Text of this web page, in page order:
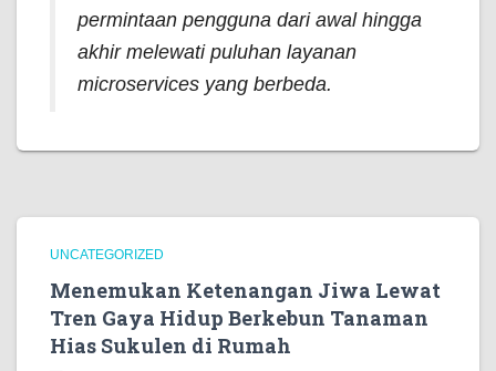
permintaan pengguna dari awal hingga
akhir melewati puluhan layanan
microservices yang berbeda.
UNCATEGORIZED
Menemukan Ketenangan Jiwa Lewat
Tren Gaya Hidup Berkebun Tanaman
Hias Sukulen di Rumah